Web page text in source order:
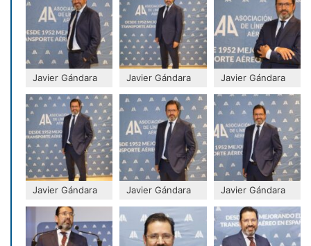
Javier Gándara Javier Gándara Javier Gándara
Javier Gándara Javier Gándara Javier Gándara